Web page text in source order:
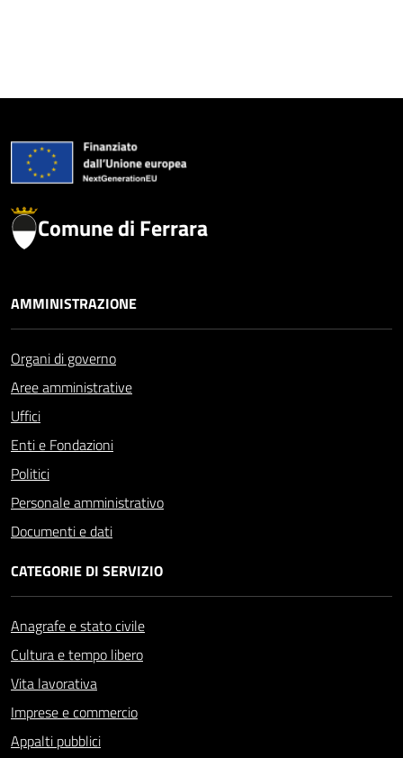
Comune di Ferrara
AMMINISTRAZIONE
Organi di governo
Aree amministrative
Uffici
Enti e Fondazioni
Politici
Personale amministrativo
Documenti e dati
CATEGORIE DI SERVIZIO
Anagrafe e stato civile
Cultura e tempo libero
Vita lavorativa
Imprese e commercio
Appalti pubblici